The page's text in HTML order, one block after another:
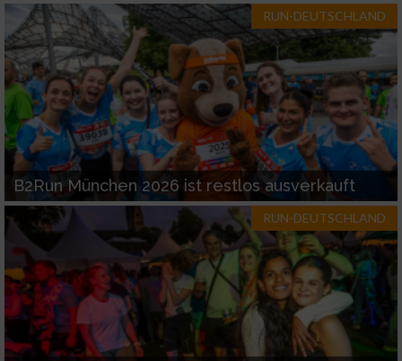
RUN-DEUTSCHLAND
B2Run München 2026 ist restlos ausverkauft
RUN-DEUTSCHLAND